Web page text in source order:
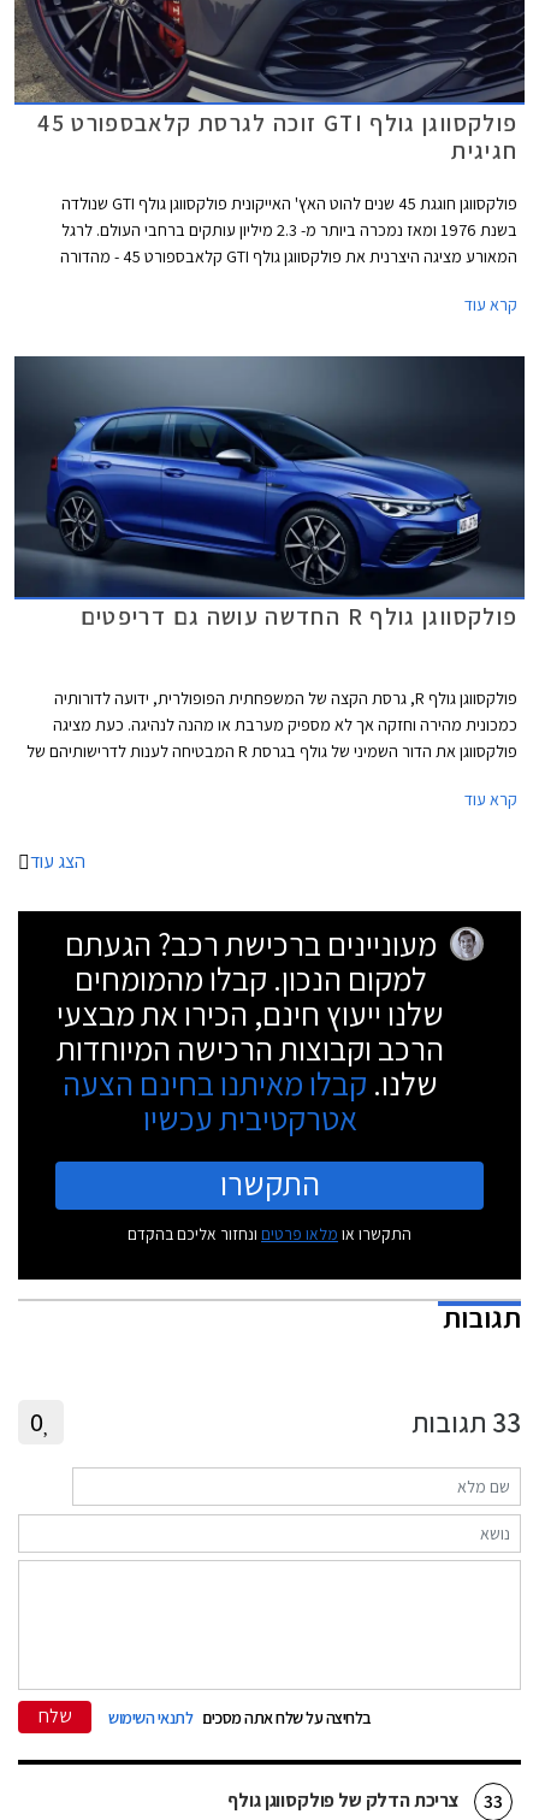
פולקסווגן גולף GTI זוכה לגרסת קלאבספורט 45
חגיגית
פולקסווגן חוגגת 45 שנים להוט האץ' האייקונית פולקסווגן גולף GTI שנולדה
בשנת 1976 ומאז נמכרה ביותר מ- 2.3 מיליון עותקים ברחבי העולם. לרגל
המאורע מציגה היצרנית את פולקסווגן גולף GTI קלאבספורט 45 - מהדורה
אדום, ספוילר אחורי מוגדל, מראות בצבע שחור מבריק, ומדבקות מעוצבות
קרא עוד
פולקסווגן גולף R החדשה עושה גם דריפטים
פולקסווגן גולף R, גרסת הקצה של המשפחתית הפופולרית, ידועה לדורותיה
כמכונית מהירה וחזקה אך לא מספיק מערבת או מהנה לנהיגה. כעת מציגה
פולקסווגן את הדור השמיני של גולף בגרסת R המבטיחה לענות לדרישותיהם של
קרא עוד
הצג עוד
מעוניינים ברכישת רכב? הגעתם
למקום הנכון. קבלו מהמומחים
שלנו ייעוץ חינם, הכירו את מבצעי
הרכב וקבוצות הרכישה המיוחדות
שלנו. קבלו מאיתנו בחינם הצעה
אטרקטיבית עכשיו
התקשרו
התקשרו או מלאו פרטים ונחזור אליכם בהקדם
תגובות
33 תגובות 0
בלחיצה על שלח אתה מסכים לתנאי השימוש שלח
33
צריכת הדלק של פולקסווגן גולף